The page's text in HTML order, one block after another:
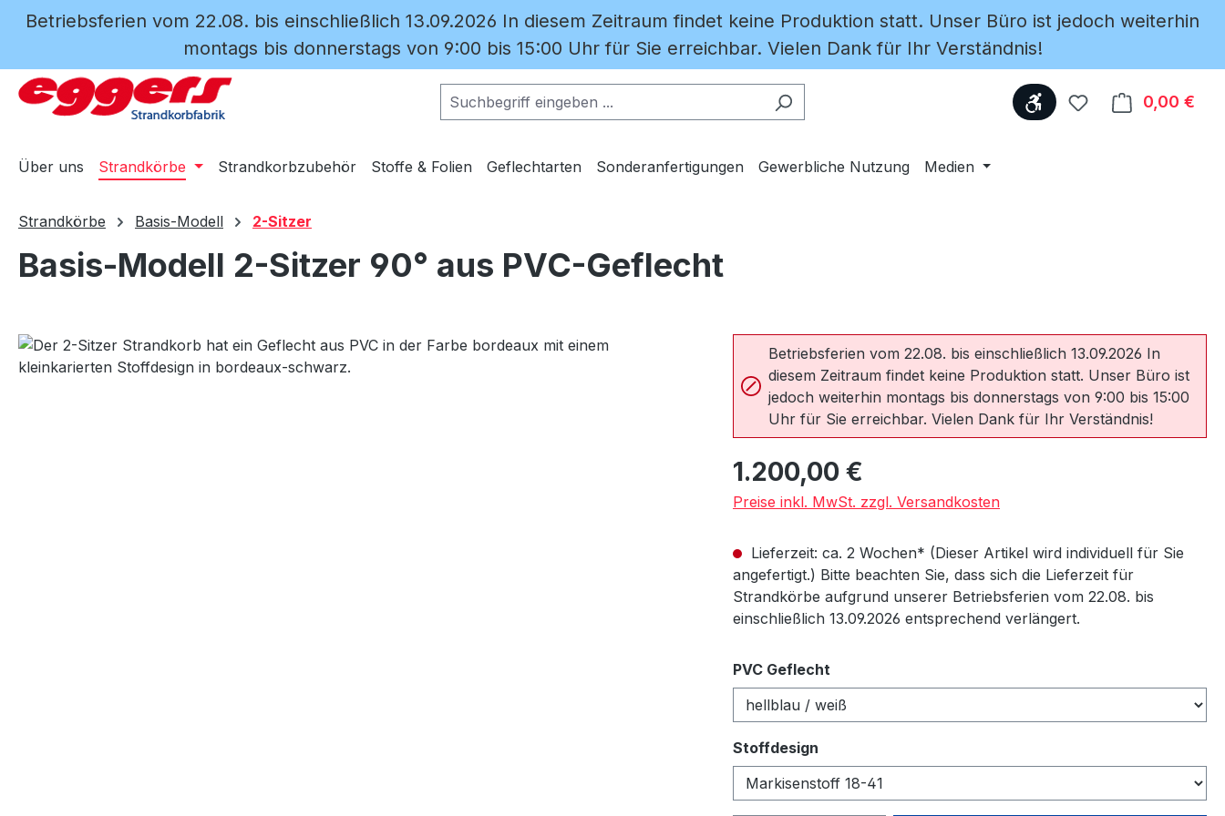
Hauptinhalt springen
Zur Suche springen
Zur Hauptnavigation springen
Betriebsferien vom 22.08. bis einschließlich 13.09.2026 In diesem Zeitraum findet keine Produktion statt. Unser Büro ist jedoch weiterhin
montags bis donnerstags von 9:00 bis 15:00 Uhr für Sie erreichbar. Vielen Dank für Ihr Verständnis!
Werkzeugleiste anzeigen
Du hast 00,00 €
Über uns Strandkörbe Strandkorbzubehör Stoffe & Folien Geflechtarten Sonderanfertigungen Gewerbliche Nutzung Medien
Strandkörbe Basis-Modell 2-Sitzer
Basis-Modell 2-Sitzer 90° aus PVC-Geflecht
Bildergalerie überspringen
Betriebsferien vom 22.08. bis einschließlich 13.09.2026 In
diesem Zeitraum findet keine Produktion statt. Unser Büro ist
jedoch weiterhin montags bis donnerstags von 9:00 bis 15:00
Uhr für Sie erreichbar. Vielen Dank für Ihr Verständnis!
Regulärer Preis:
1.200,00 €
Preise inkl. MwSt. zzgl. Versandkosten
Lieferzeit: ca. 2 Wochen* (Dieser Artikel wird individuell für Sie
angefertigt.) Bitte beachten Sie, dass sich die Lieferzeit für
Strandkörbe aufgrund unserer Betriebsferien vom 22.08. bis
einschließlich 13.09.2026 entsprechend verlängert.
PVC Geflecht
Stoffdesign